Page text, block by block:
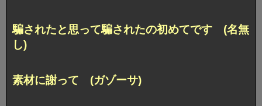
騙されたと思って騙されたの初めてです (名無
し)
素材に謝って (ガゾーサ)